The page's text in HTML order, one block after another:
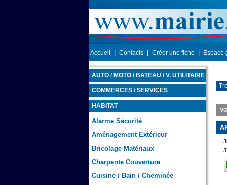
Accueil Contacts Créer une fiche Espace
AUTO / MOTO / BATEAU / V. UTILITAIRE
COMMERCES / SERVICES
HABITAT
Alarme Sécurité
Aménagement Extérieur
Bricolage Matériaux
Charpente Couverture
Cuisine / Bain / Cheminée